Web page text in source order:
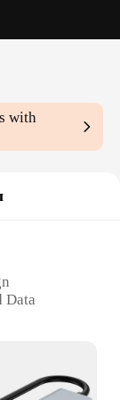
with
Data
and